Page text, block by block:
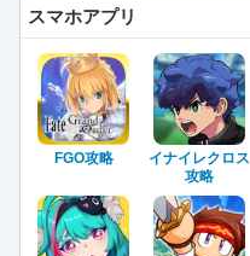
スマホアプリ
FGO攻略
イナイレクロス
攻略